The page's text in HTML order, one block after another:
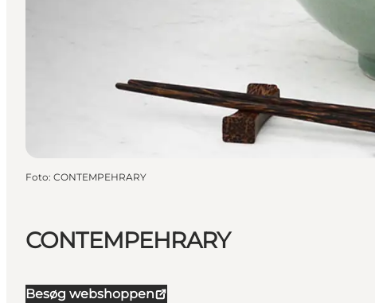
CONTEMPEHRARY
Besøg webshoppen
Foto: CONTEMPEHRARY